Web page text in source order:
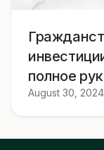
полное
August 30, 2024